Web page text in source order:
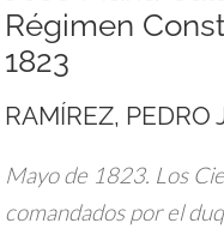
Régimen
1823
RAMÍREZ, PEDRO
Mayo de 1823. Los
comandados por el